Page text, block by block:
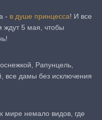
- в душе принцесса! И все
ждут 5 мая, чтобы
Рапунцель,
все дамы без исключения
мире немало видов, где